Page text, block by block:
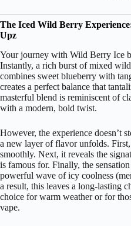
The Iced Wild Berry
Upz
Your journey with Wild Berry Ice
Instantly, a rich burst of mixed
combines sweet blueberry with
creates a perfect balance that
masterful blend is reminiscent of
with a modern, bold twist.
However, the experience doesn’t
a new layer of flavor unfolds.
smoothly. Next, it reveals the
is famous for. Finally, the
powerful wave of icy coolness
a result, this leaves a long-lasting
choice for warm weather or for
vape.